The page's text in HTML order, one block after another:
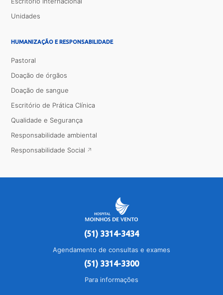
Unidades
HUMANIZAÇÃO E RESPONSABILIDADE
Pastoral
Doação de órgãos
Doação de sangue
Escritório de Prática Clínica
Qualidade e Segurança
Responsabilidade ambiental
Responsabilidade Social
(51) 3314-3434
Agendamento de consultas e exames
(51) 3314-3300
Para informações